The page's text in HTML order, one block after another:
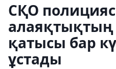
СҚО
алаяқтықтың
қатысы бар
ұстады